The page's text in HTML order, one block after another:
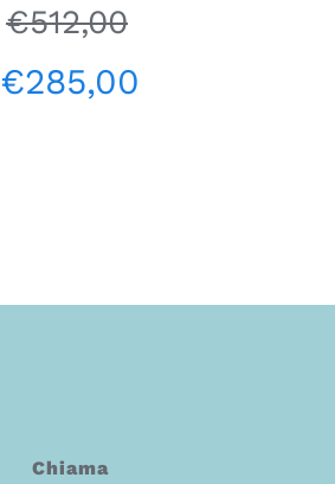
€512,00
€285,00
Chiama